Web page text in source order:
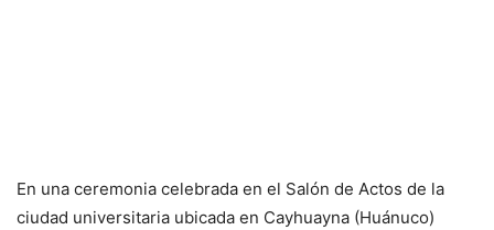
En una ceremonia celebrada en el Salón de Actos de la
ciudad universitaria ubicada en Cayhuayna (Huánuco)